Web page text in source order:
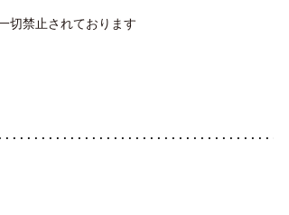
切禁止されております